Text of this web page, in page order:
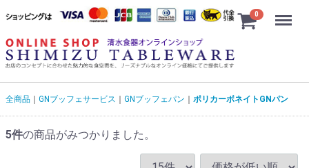
0 Menu
全商品 GNブッフェサービス GNブッフェパン ポリカーボネイトGNパン
5件の商品がみつかりました。